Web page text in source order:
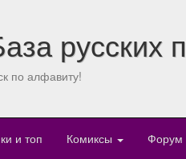
русских
по алфавиту!
и топ Комиксы Форум